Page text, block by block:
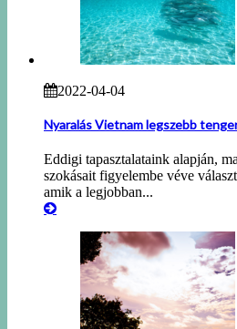
2022-04-04
Nyaralás Vietnam legszebb
Eddigi tapasztalataink alapján,
szokásait figyelembe véve
amik a legjobban...